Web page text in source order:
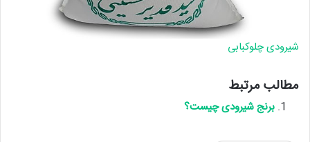
شیرودی چلوکبابی
مطالب مرتبط
برنج شیرودی چیست؟